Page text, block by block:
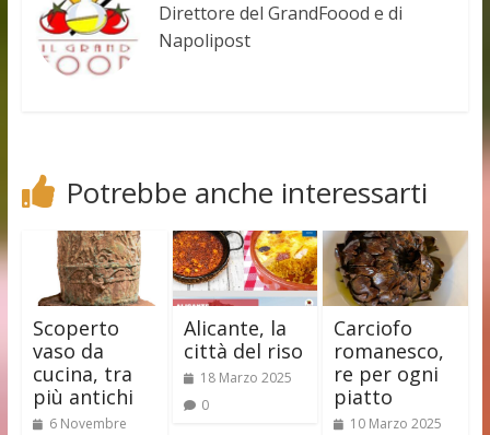
Direttore del GrandFoood e di
Napolipost
Potrebbe anche interessarti
Scoperto
vaso da
cucina, tra
più antichi
6 Novembre
Alicante, la
città del riso
18 Marzo 2025
0
Carciofo
romanesco,
re per ogni
piatto
10 Marzo 2025